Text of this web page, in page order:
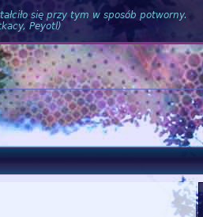
się przy tym w sposób potworny.
Peyotl)